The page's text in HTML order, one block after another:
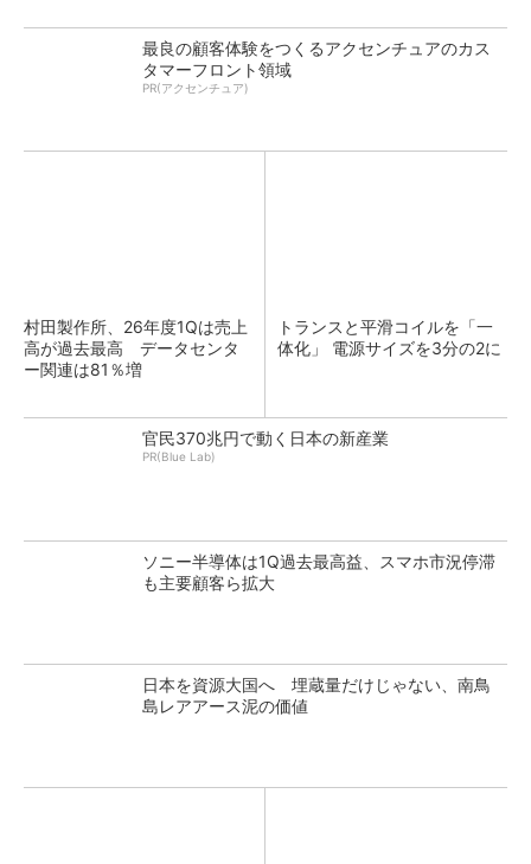
最良の顧客体験をつくるアクセンチュアのカス
タマーフロント領域
PR(アクセンチュア)
村田製作所、26年度1Qは売上
高が過去最高 データセンタ
ー関連は81％増
トランスと平滑コイルを「一
体化」 電源サイズを3分の2に
官民370兆円で動く日本の新産業
PR(Blue Lab)
ソニー半導体は1Q過去最高益、スマホ市況停滞
も主要顧客ら拡大
日本を資源大国へ 埋蔵量だけじゃない、南鳥
島レアアース泥の価値